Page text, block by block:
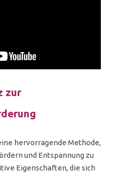
zur
hervorragende Methode,
und Entspannung zu
Eigenschaften, die sich